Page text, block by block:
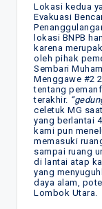
Lokasi kedua
Evakuasi
lokasi BNPB
karena
oleh pihak
Sembari
Menggawe #2
tentang
terakhir.
celetuk MG
yang berlantai
kami pun
memasuki
sampai ruang
di lantai atap
yang
daya alam,
Lombok Utara.